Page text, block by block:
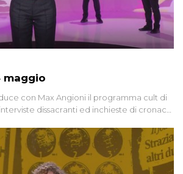
maggio
con Max Angioni il programma cult di
dissacranti ed inchieste di cronaca